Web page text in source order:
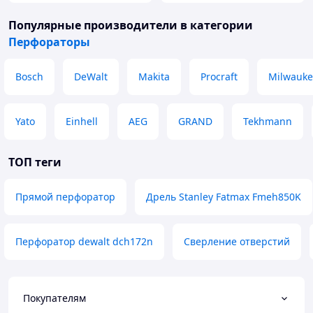
Популярные производители в категории
Перфораторы
Bosch DeWalt Makita Procraft
Yato Einhell AEG GRAND Tekhmann
ТОП теги
Прямой перфоратор Дрель Stanley Fatmax Fmeh850K
Перфоратор dewalt dch172n Сверление отверстий
Покупателям